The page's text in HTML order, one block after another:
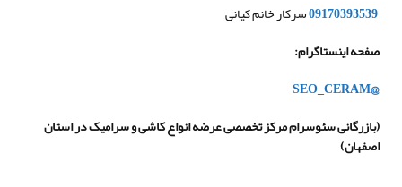
09170393539سرکار خانم کیانی
صفحه اینستاگرام:
@SEO_CERAM
(بازرگانی سئوسرام مرکز تخصصی عرضه انواع کاشی و سرامیک در استان
اصفهان)